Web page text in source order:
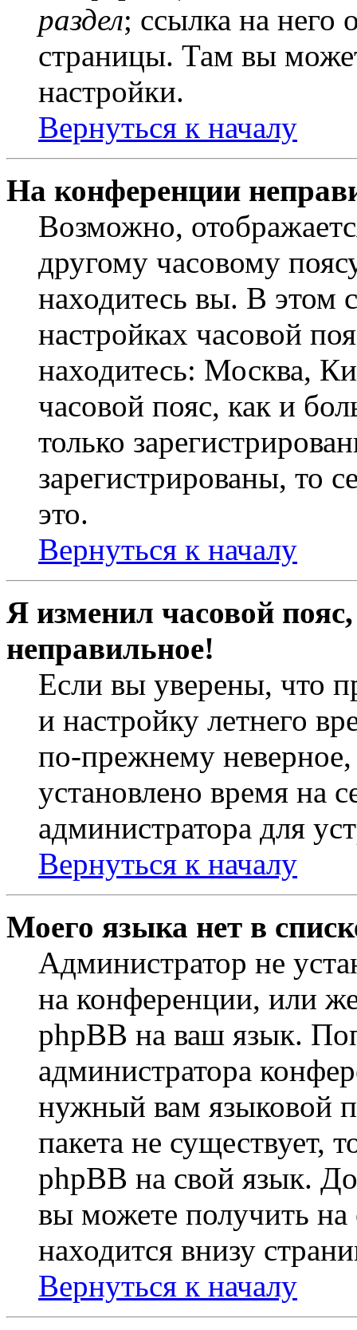
раздел; ссылка на него
страницы. Там вы
настройки.
Вернуться к началу
На конференции
Возможно,
другому часовому
находитесь вы. В этом
настройках часовой
находитесь: Москва,
часовой пояс, как и
только
зарегистрированы, то
это.
Вернуться к началу
Я изменил часовой
неправильное!
Если вы уверены, что
и настройку летнего
по-прежнему неверное,
установлено время на
администратора для
Вернуться к началу
Моего языка нет в
Администратор не
на конференции, или
phpBB на ваш язык.
администратора
нужный вам языковой
пакета не существует,
phpBB на свой язык.
вы можете получить на
находится внизу
Вернуться к началу